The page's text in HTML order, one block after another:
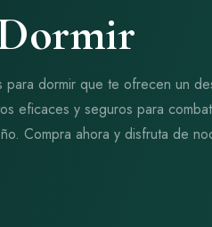
dormir que te ofrecen un
eficaces y seguros para
Compra ahora y disfruta de